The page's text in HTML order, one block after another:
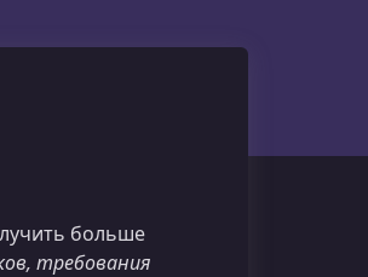
больше
требования